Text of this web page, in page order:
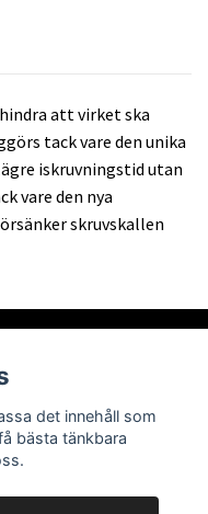
att virket ska
tack vare den unika
iskruvningstid utan
vare den nya
skruvskallen
det innehåll som
bästa tänkbara